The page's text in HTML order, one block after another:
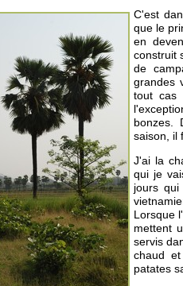
C'est
que le
en
construit
de
grandes
tout cas
bonzes.
saison, il
J'ai la
qui je
jours
Lorsque
mettent
servis
chaud
patates